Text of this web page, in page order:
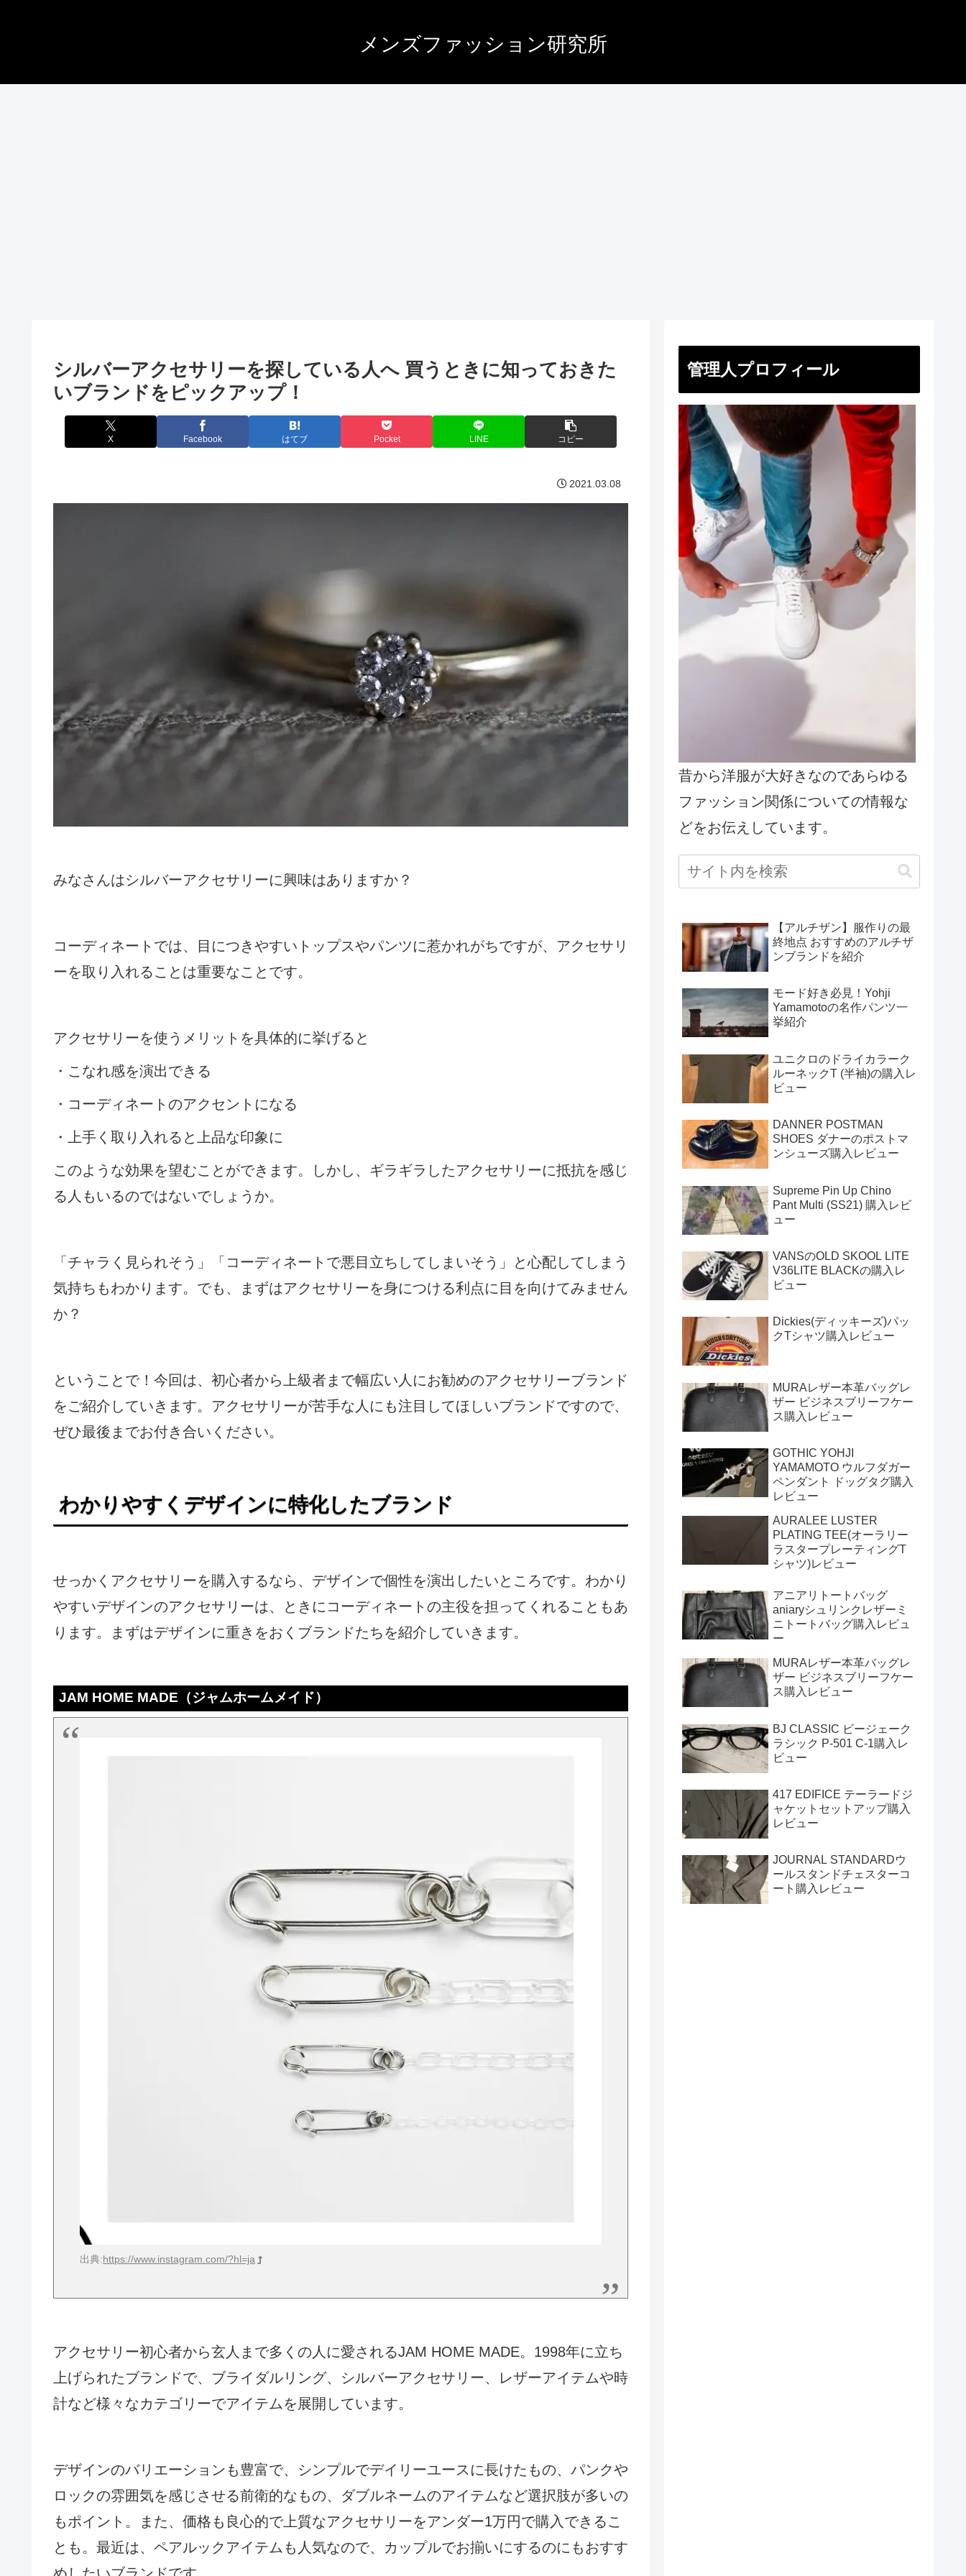
メンズファッション研究所
シルバーアクセサリーを探している人へ 買うときに知っておきた
いブランドをピックアップ！
X Facebook はてブ Pocket LINE コピー
2021.03.08
みなさんはシルバーアクセサリーに興味はありますか？
コーディネートでは、目につきやすいトップスやパンツに惹かれがちですが、アクセサリ
ーを取り入れることは重要なことです。
アクセサリーを使うメリットを具体的に挙げると
・こなれ感を演出できる
・コーディネートのアクセントになる
・上手く取り入れると上品な印象に
このような効果を望むことができます。しかし、ギラギラしたアクセサリーに抵抗を感じ
る人もいるのではないでしょうか。
「チャラく見られそう」「コーディネートで悪目立ちしてしまいそう」と心配してしまう
気持ちもわかります。でも、まずはアクセサリーを身につける利点に目を向けてみません
か？
ということで！今回は、初心者から上級者まで幅広い人にお勧めのアクセサリーブランド
をご紹介していきます。アクセサリーが苦手な人にも注目してほしいブランドですので、
ぜひ最後までお付き合いください。
わかりやすくデザインに特化したブランド
せっかくアクセサリーを購入するなら、デザインで個性を演出したいところです。わかり
やすいデザインのアクセサリーは、ときにコーディネートの主役を担ってくれることもあ
ります。まずはデザインに重きをおくブランドたちを紹介していきます。
JAM HOME MADE（ジャムホームメイド）
出典:https://www.instagram.com/?hl=ja
アクセサリー初心者から玄人まで多くの人に愛されるJAM HOME MADE。1998年に立ち
上げられたブランドで、ブライダルリング、シルバーアクセサリー、レザーアイテムや時
計など様々なカテゴリーでアイテムを展開しています。
デザインのバリエーションも豊富で、シンプルでデイリーユースに長けたもの、パンクや
ロックの雰囲気を感じさせる前衛的なもの、ダブルネームのアイテムなど選択肢が多いの
もポイント。また、価格も良心的で上質なアクセサリーをアンダー1万円で購入できるこ
とも。最近は、ペアルックアイテムも人気なので、カップルでお揃いにするのにもおすす
めしたいブランドです。
管理人プロフィール
昔から洋服が大好きなのであらゆる
ファッション関係についての情報な
どをお伝えしています。
【アルチザン】服作りの最
終地点 おすすめのアルチザ
ンブランドを紹介
モード好き必見！Yohji
Yamamotoの名作パンツ一
挙紹介
ユニクロのドライカラーク
ルーネックT (半袖)の購入レ
ビュー
DANNER POSTMAN
SHOES ダナーのポストマ
ンシューズ購入レビュー
Supreme Pin Up Chino
Pant Multi (SS21) 購入レビ
ュー
VANSのOLD SKOOL LITE
V36LITE BLACKの購入レ
ビュー
Dickies(ディッキーズ)パッ
クTシャツ購入レビュー
MURAレザー本革バッグレ
ザー ビジネスブリーフケー
ス購入レビュー
GOTHIC YOHJI
YAMAMOTO ウルフダガー
ペンダント ドッグタグ購入
レビュー
AURALEE LUSTER
PLATING TEE(オーラリー
ラスタープレーティングT
シャツ)レビュー
アニアリトートバッグ
aniaryシュリンクレザーミ
ニトートバッグ購入レビュ
ー
MURAレザー本革バッグレ
ザー ビジネスブリーフケー
ス購入レビュー
BJ CLASSIC ビージェーク
ラシック P-501 C-1購入レ
ビュー
417 EDIFICE テーラードジ
ャケットセットアップ購入
レビュー
JOURNAL STANDARDウ
ールスタンドチェスターコ
ート購入レビュー